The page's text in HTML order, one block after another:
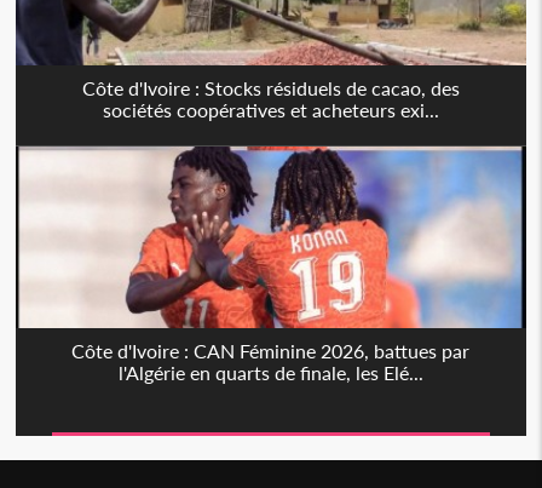
Côte d'Ivoire : Stocks résiduels de cacao, des
sociétés coopératives et acheteurs exi...
Côte d'Ivoire : CAN Féminine 2026, battues par
l'Algérie en quarts de finale, les Elé...